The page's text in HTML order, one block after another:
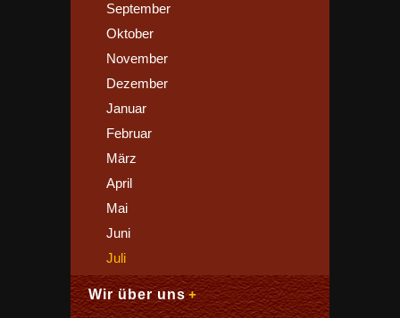
September
Oktober
November
Dezember
Januar
Februar
März
April
Mai
Juni
Juli
Wir über uns